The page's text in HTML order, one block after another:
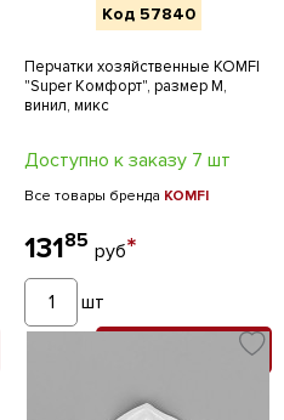
Код 57840
Перчатки хозяйственные KOMFI
"Super Комфорт", размер M,
винил, микс
Доступно к заказу 7 шт
Все товары бренда KOMFI
13185 руб*
шт